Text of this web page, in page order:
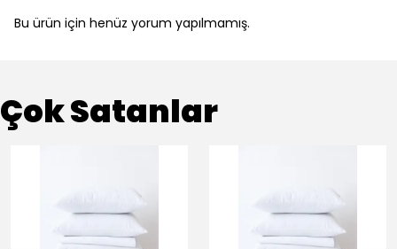
Bu ürün için henüz yorum yapılmamış.
Çok Satanlar